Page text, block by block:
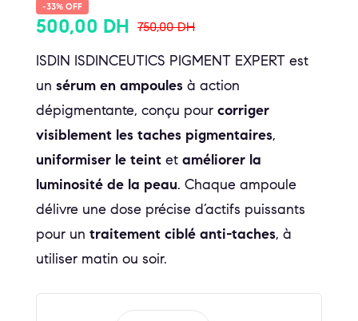
-33% OFF
750,00DH
500,00 DH
ISDIN ISDINCEUTICS PIGMENT EXPERT est
un sérum en ampoules à action
dépigmentante, conçu pour corriger
visiblement les taches pigmentaires,
uniformiser le teint et améliorer la
luminosité de la peau. Chaque ampoule
délivre une dose précise d’actifs puissants
pour un traitement ciblé anti-taches, à
utiliser matin ou soir.